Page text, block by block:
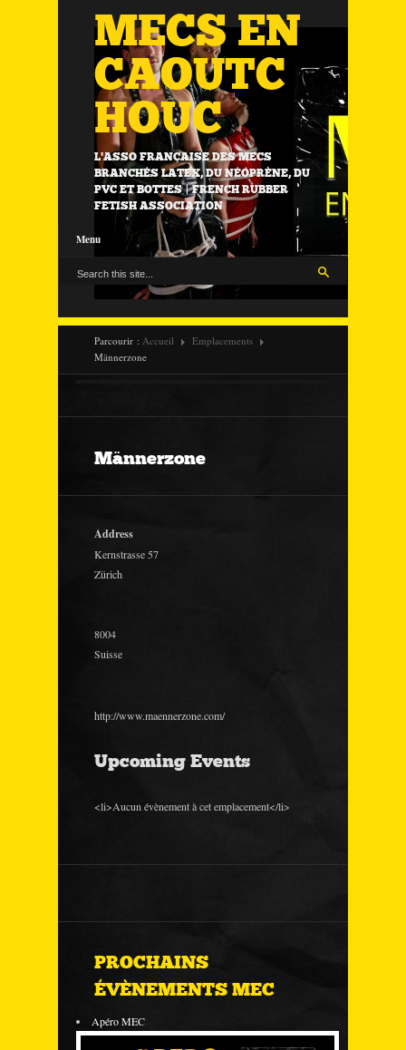
MECS EN
CAOUTC
HOUC
L'ASSO FRANÇAISE DES MECS
BRANCHÉS LATEX, DU NÉOPRÈNE, DU
PVC ET BOTTES | FRENCH RUBBER
FETISH ASSOCIATION
Menu
Parcourir : Accueil
Emplacements
Männerzone
Männerzone
Address
Kernstrasse 57
Zürich
8004
Suisse
http://www.maennerzone.com/
Upcoming Events
<li>Aucun évènement à cet emplacement</li>
PROCHAINS
ÉVÈNEMENTS MEC
Apéro MEC